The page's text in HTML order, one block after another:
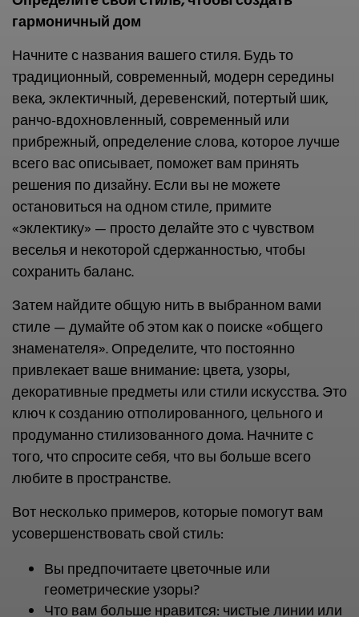
гармоничный дом
Начните с названия вашего стиля. Будь то
традиционный, современный, модерн середины
века, эклектичный, деревенский, потертый шик,
ранчо-вдохновленный, современный или
прибрежный, определение слова, которое лучше
всего вас описывает, поможет вам принять
решения по дизайну. Если вы не можете
остановиться на одном стиле, примите
«эклектику» — просто делайте это с чувством
веселья и некоторой сдержанностью, чтобы
сохранить баланс.
Затем найдите общую нить в выбранном вами
стиле — думайте об этом как о поиске «общего
знаменателя». Определите, что постоянно
привлекает ваше внимание: цвета, узоры,
декоративные предметы или стили искусства. Это
ключ к созданию отполированного, цельного и
продуманно стилизованного дома. Начните с
того, что спросите себя, что вы больше всего
любите в пространстве.
Вот несколько примеров, которые помогут вам
усовершенствовать свой стиль:
Вы предпочитаете цветочные или
геометрические узоры?
Что вам больше нравится: чистые линии или